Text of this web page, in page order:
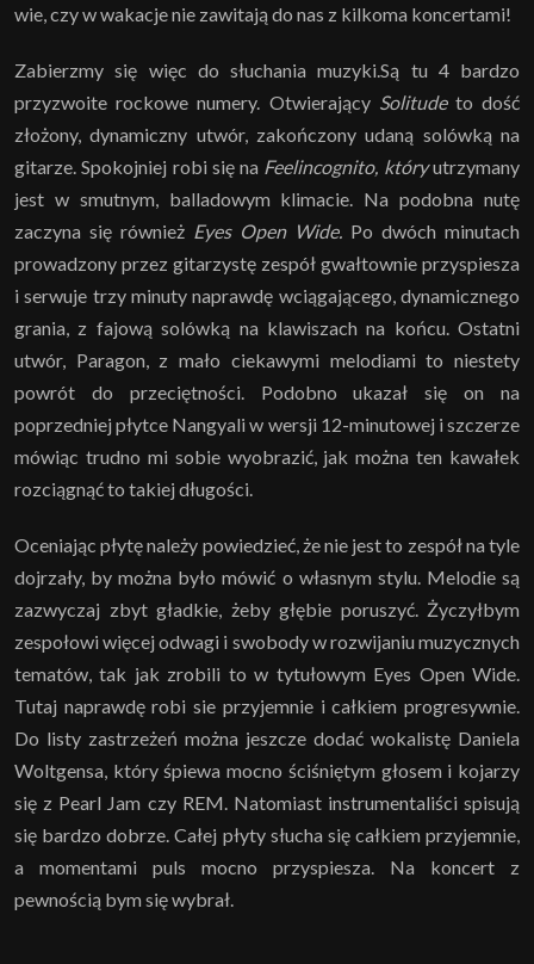
wie, czy w wakacje nie zawitają do nas z kilkoma koncertami!
Zabierzmy się więc do słuchania muzyki.Są tu 4 bardzo
przyzwoite rockowe numery. Otwierający Solitude to dość
złożony, dynamiczny utwór, zakończony udaną solówką na
gitarze. Spokojniej robi się na Feelincognito, któryutrzymany
jest w smutnym, balladowym klimacie. Na podobna nutę
zaczyna się również Eyes Open Wide. Po dwóch minutach
prowadzony przez gitarzystę zespół gwałtownie przyspiesza
i serwuje trzy minuty naprawdę wciągającego, dynamicznego
grania, z fajową solówką na klawiszach na końcu. Ostatni
utwór, Paragon, z mało ciekawymi melodiami to niestety
powrót do przeciętności. Podobno ukazał się on na
poprzedniej płytce Nangyali w wersji 12-minutowej i szczerze
mówiąc trudno mi sobie wyobrazić, jak można ten kawałek
rozciągnąć to takiej długości.
Oceniając płytę należy powiedzieć, że nie jest to zespół na tyle
dojrzały, by można było mówić o własnym stylu. Melodie są
zazwyczaj zbyt gładkie, żeby głębie poruszyć. Życzyłbym
zespołowi więcej odwagi i swobody w rozwijaniu muzycznych
tematów, tak jak zrobili to w tytułowym Eyes Open Wide.
Tutaj naprawdę robi sie przyjemnie i całkiem progresywnie.
Do listy zastrzeżeń można jeszcze dodać wokalistę Daniela
Woltgensa, który śpiewa mocno ściśniętym głosem i kojarzy
się z Pearl Jam czy REM. Natomiast instrumentaliści spisują
się bardzo dobrze. Całej płyty słucha się całkiem przyjemnie,
a momentami puls mocno przyspiesza. Na koncert z
pewnością bym się wybrał.